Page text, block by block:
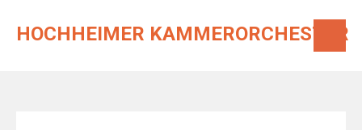
HOCHHEIMER KAMMERORCHESTER